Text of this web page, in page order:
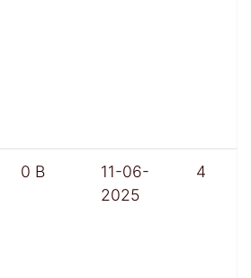
0 B
11-06-
2025
4